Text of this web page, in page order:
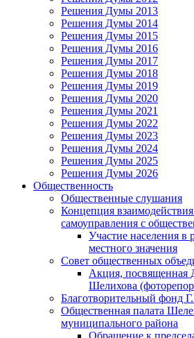
Решения Думы 2013
Решения Думы 2014
Решения Думы 2015
Решения Думы 2016
Решения Думы 2017
Решения Думы 2018
Решения Думы 2019
Решения Думы 2020
Решения Думы 2021
Решения Думы 2022
Решения Думы 2023
Решения Думы 2024
Решения Думы 2025
Решения Думы 2026
Общественность
Общественные слушания
Концепция
самоуправления с
Участие населения в
местного значения
Совет общественных
Акция,
Шелихова
Благотворительный фонд
Общественная палата
муниципального района
Обращение к